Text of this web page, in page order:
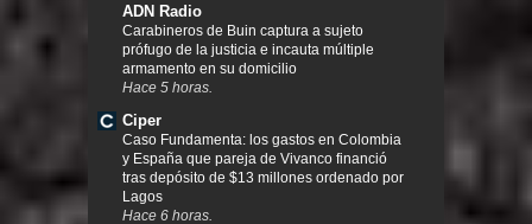
ADN Radio
Carabineros de Buin captura a sujeto
prófugo de la justicia e incauta múltiple
armamento en su domicilio
Hace 5 horas.
Ciper
Caso Fundamenta: los gastos en Colombia
y España que pareja de Vivanco financió
tras depósito de $13 millones ordenado por
Lagos
Hace 6 horas.